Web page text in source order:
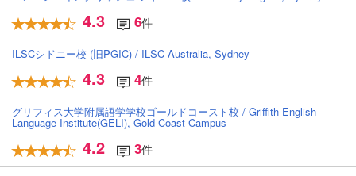
4.3 6件
ILSCシドニー校 (旧PGIC) / ILSC Australia, Sydney
4.3 4件
グリフィス大学附属語学学校ゴールドコースト校 / Griffith English
Language Institute(GELI), Gold Coast Campus
4.2 3件